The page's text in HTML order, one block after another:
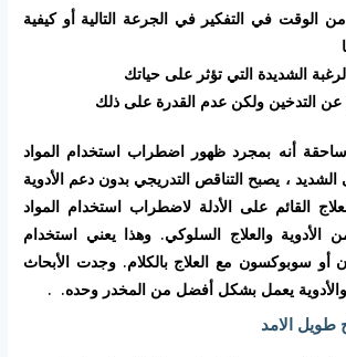
الوقت في التفكير في الجرعة التالية أو كيفية
الشديدة التي تؤثر على حياتك
عن التدخين ولكن عدم القدرة على ذلك
ساحقة أنه بمجرد ظهور اضطراب استخدام المواد
الشديد ، يصبح التناقص التدريجي بدون دعم الأدوية
القائم على الأدلة لاضطراب استخدام المواد
الأدوية والعلاج السلوكي. وهذا يعني استخدام
أو سوبوكسون مع العلاج بالكلام. وجدت الأبحاث
والأدوية يعمل بشكل أفضل من المخدر وحده. .
طويل الامد